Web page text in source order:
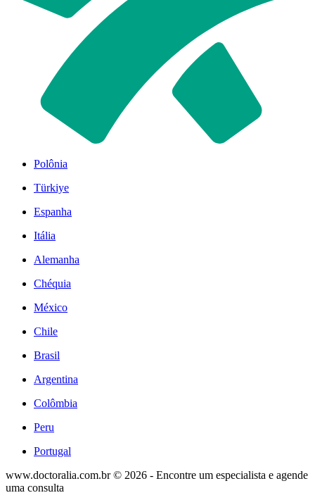
Polônia
Türkiye
Espanha
Itália
Alemanha
Chéquia
México
Chile
Brasil
Argentina
Colômbia
Peru
Portugal
www.doctoralia.com.br © 2026 - Encontre um especialista e agende
uma consulta